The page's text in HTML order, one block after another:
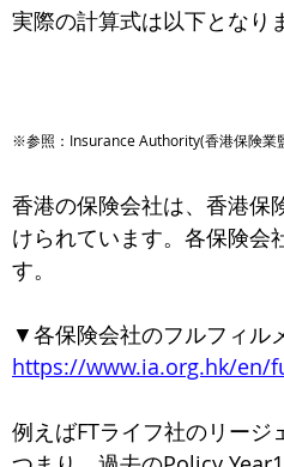
実際の計算式は以下となり
※参照：Insurance Authority(香港保険業
香港の保険会社は、香港保
けられています。各保険会
す。
▼各保険会社のフルフィル
https://www.ia.org.hk/en/
例えばFTライフ社のリージ